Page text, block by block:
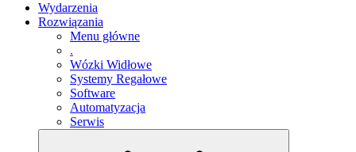
Wydarzenia
Rozwiązania
Menu główne
.
Wózki Widłowe
Systemy Regałowe
Software
Automatyzacja
Serwis